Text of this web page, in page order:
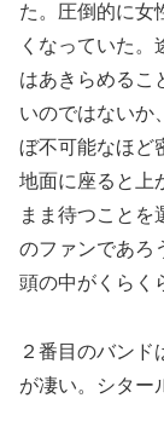
た。圧倒的に女
くなっていた
はあきらめるこ
いのではないか
ぼ不可能なほど
地面に座ると上
まま待つことを
のファンであろ
頭の中がくらく
２番目のバン
が凄い。シター